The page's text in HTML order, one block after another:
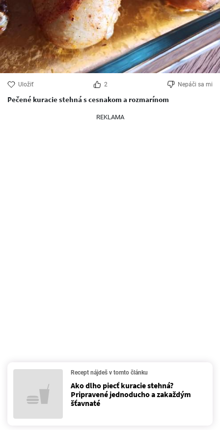
Uložiť 2 Nepáči sa mi
Pečené kuracie stehná s cesnakom a rozmarínom
REKLAMA
Recept nájdeš v tomto článku
Ako dlho piecť kuracie stehná?
Pripravené jednoducho a zakaždým
šťavnaté